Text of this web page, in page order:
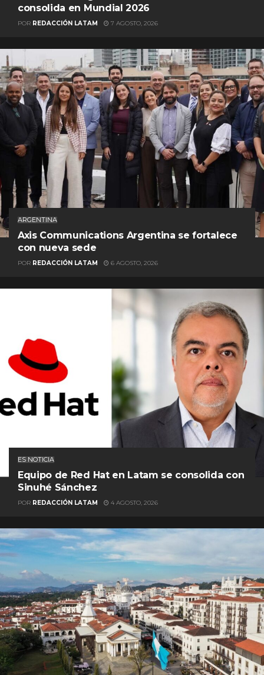
consolida en Mundial 2026
POR REDACCIÓN LATAM 7 AGOSTO, 2026
ARGENTINA
Axis Communications Argentina se fortalece
con nueva sede
POR REDACCIÓN LATAM 6 AGOSTO, 2026
ES NOTICIA
Equipo de Red Hat en Latam se consolida con
Sinuhé Sánchez
POR REDACCIÓN LATAM 4 AGOSTO, 2026